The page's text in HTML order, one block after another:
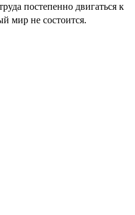
постепенно двигаться к
не состоится.